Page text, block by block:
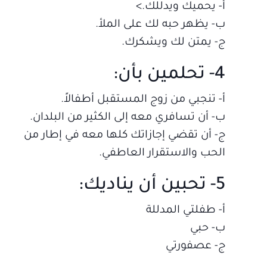
أ‌- يحميك ويدللك.>
ب‌- يظهر حبه لك على الملأ.
ج- يمتن لك ويشكرك.
4- تحلمين بأن:
أ‌- تنجبي من زوج المستقبل أطفالاً.
ب‌- أن تسافري معه إلى الكثير من البلدان.
ج- أن تقضي إجازاتك كلها معه في إطار من
الحب والاستقرار العاطفي.
5- تحبين أن يناديك:
أ‌- طفلتي المدللة
ب‌- حبي
ج- عصفورتي